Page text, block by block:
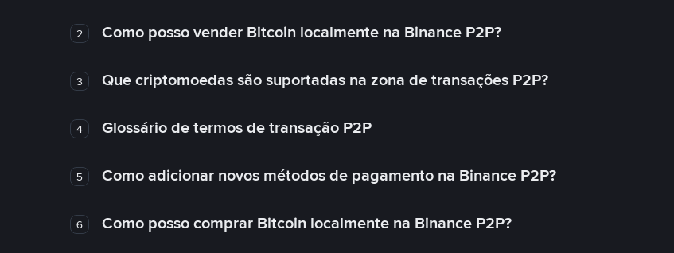
2 Como posso vender Bitcoin localmente na Binance P2P?
3 Que criptomoedas são suportadas na zona de transações P2P?
4 Glossário de termos de transação P2P
5 Como adicionar novos métodos de pagamento na Binance P2P?
6 Como posso comprar Bitcoin localmente na Binance P2P?